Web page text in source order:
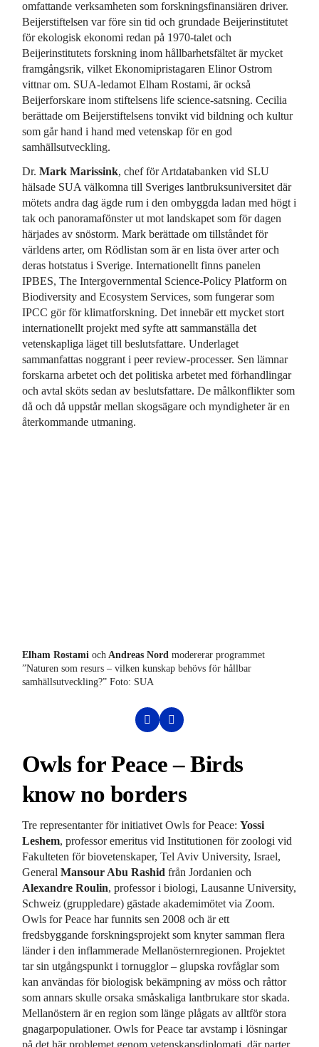
omfattande verksamheten som forskningsfinansiären driver.
Beijerstiftelsen var före sin tid och grundade Beijerinstitutet
för ekologisk ekonomi redan på 1970-talet och
Beijerinstitutets forskning inom hållbarhetsfältet är mycket
framgångsrik, vilket Ekonomipristagaren Elinor Ostrom
vittnar om. SUA-ledamot Elham Rostami, är också
Beijerforskare inom stiftelsens life science-satsning. Cecilia
berättade om Beijerstiftelsens tonvikt vid bildning och kultur
som går hand i hand med vetenskap för en god
samhällsutveckling.
Dr. Mark Marissink, chef för Artdatabanken vid SLU
hälsade SUA välkomna till Sveriges lantbruksuniversitet där
mötets andra dag ägde rum i den ombyggda ladan med högt i
tak och panoramafönster ut mot landskapet som för dagen
härjades av snöstorm. Mark berättade om tillståndet för
världens arter, om Rödlistan som är en lista över arter och
deras hotstatus i Sverige. Internationellt finns panelen
IPBES, The Intergovernmental Science-Policy Platform on
Biodiversity and Ecosystem Services, som fungerar som
IPCC gör för klimatforskning. Det innebär ett mycket stort
internationellt projekt med syfte att sammanställa det
vetenskapliga läget till beslutsfattare. Underlaget
sammanfattas noggrant i peer review-processer. Sen lämnar
forskarna arbetet och det politiska arbetet med förhandlingar
och avtal sköts sedan av beslutsfattare. De målkonflikter som
då och då uppstår mellan skogsägare och myndigheter är en
återkommande utmaning.
Elham Rostami och Andreas Nord modererar programmet
”Naturen som resurs – vilken kunskap behövs för hållbar
samhällsutveckling?” Foto: SUA
Owls for Peace – Birds
know no borders
Tre representanter för initiativet Owls for Peace: Yossi
Leshem, professor emeritus vid Institutionen för zoologi vid
Fakulteten för biovetenskaper, Tel Aviv University, Israel,
General Mansour Abu Rashid från Jordanien och
Alexandre Roulin, professor i biologi, Lausanne University,
Schweiz (gruppledare) gästade akademimötet via Zoom.
Owls for Peace har funnits sen 2008 och är ett
fredsbyggande forskningsprojekt som knyter samman flera
länder i den inflammerade Mellanösternregionen. Projektet
tar sin utgångspunkt i tornugglor – glupska rovfåglar som
kan användas för biologisk bekämpning av möss och råttor
som annars skulle orsaka småskaliga lantbrukare stor skada.
Mellanöstern är en region som länge plågats av alltför stora
gnagarpopulationer. Owls for Peace tar avstamp i lösningar
på det här problemet genom vetenskapsdiplomati, där parter